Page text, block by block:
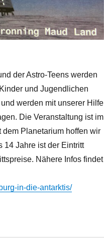
der Astro-Teens werden
und Jugendlichen
werden mit unserer Hilfe
Die Veranstaltung ist im
Planetarium hoffen wir
14 Jahre ist der Eintritt
Nähere Infos findet
in-die-antarktis/